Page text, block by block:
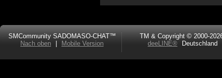
SMCommunity SADOMASO-CHAT™
Nach oben
Mobile Version
TM & Copyright © 2000-
deeLINE®
Deutschland